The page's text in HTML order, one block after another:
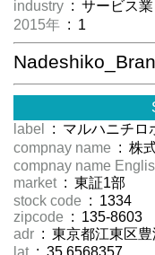
industry : サービス業
2015年 : 1
label
: マルハニチロ
compnay name : 株
compnay name
market : 東証1部
stock code : 1334
zipcode : 135-8603
adr : 東京都江東区豊
lat : 35.6568357